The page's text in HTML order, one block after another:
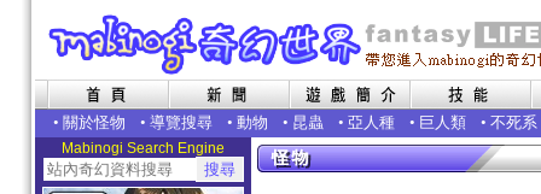
• 關於怪物 • 導覽搜尋 • 動物 • 昆蟲 • 亞人種 • 巨人類 • 不死系
Mabinogi Search Engine